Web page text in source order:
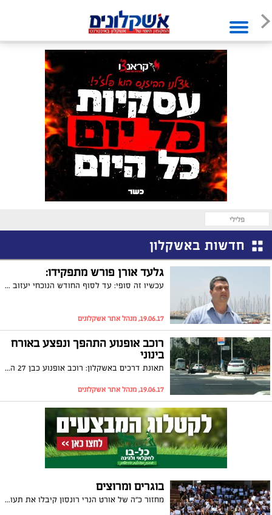
פלילי
חדשות באשקלון
גלעד אורן פורש מתפקידו:
עכשיו זה סופי: עד לסוף החודש הנוכחי יעזוב מנכ"ל החברה הכלכלית, גלעד אורן, את תפקידו לאחר שמונה שנים בתפקיד ועם שורה של פרויקטים אותם הוביל
19.06.17, מנהל אתר אשקלונים
רוכב אופנוע התהפך ונפצע באורח
בינוני
תאונת דרכים באשקלון: רוכב אופנוע כבן 27 התהפך בכביש ראשי. הוא פונה על ידי מד"א עם פגיעה בגפיים במצב בינוני לביה"ח ברזילי
19.06.17, מנהל אתר אשקלונים
בוגרים ומרוצים
מחזור כ"ה של אורט הנרי רונסון קיבלו את תעודות הבגרות. בטקס המסורתי, המהווה גם מפגש מחזור, נפגשו בשישי האחרון בוגרי המחזור שהגיעו מכל קצוות הארץ עם ובלי מדים, פגשו את המחנכות ואת ההנהלה, צפו בסרטון קצר של קטעים מן העבר וכמובן, קיבלו את תעודות הבגרות. למחזור זה המתהדר אף הוא ב100% גיוס לצה"ל, יש הצלחה רבה גם בשיעור הזכאים לבגרות 90.6. שאפו!